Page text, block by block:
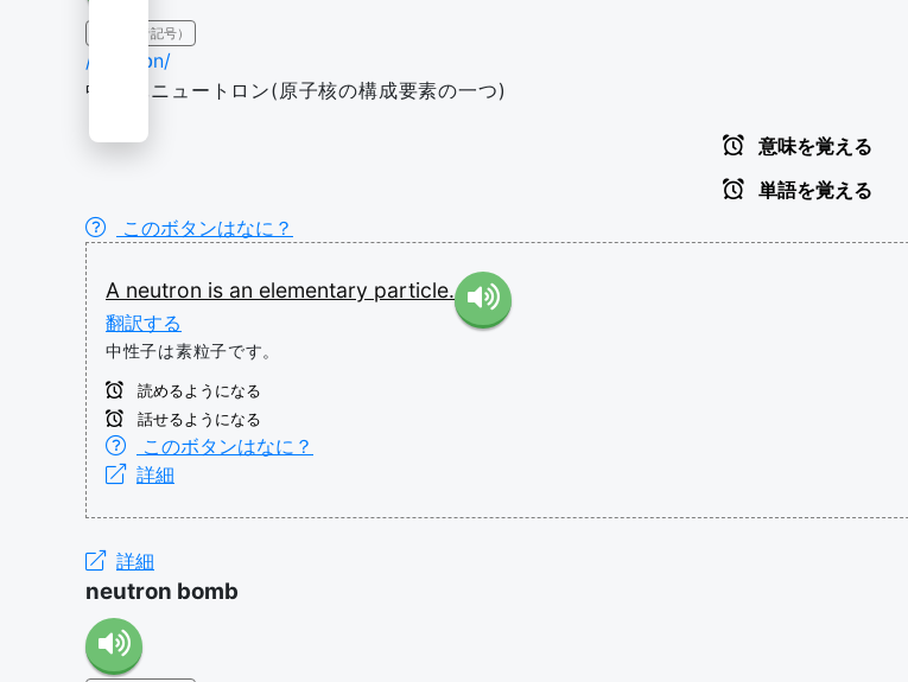
IPA（発音記号）
/ˈnjuːtrɒn/
中性子,ニュートロン(原子核の構成要素の一つ)
意味を覚える
単語を覚える
このボタンはなに？
A neutron is an elementary particle.
翻訳する
中性子は素粒子です。
読めるようになる
話せるようになる
このボタンはなに？
詳細
詳細
neutron bomb